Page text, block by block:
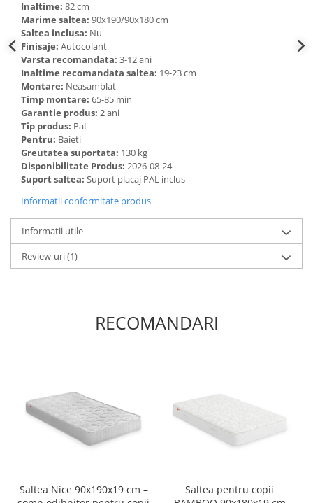
Inaltime: 82 cm
Marime saltea: 90x190/90x180 cm
Saltea inclusa: Nu
Finisaje: Autocolant
Varsta recomandata: 3-12 ani
Inaltime recomandata saltea: 19-23 cm
Montare: Neasamblat
Timp montare: 65-85 min
Garantie produs: 2 ani
Tip produs: Pat
Pentru: Baieti
Greutatea suportata: 130 kg
Disponibilitate Produs: 2026-08-24
Suport saltea: Suport placaj PAL inclus
Informatii conformitate produs
Informatii utile
Review-uri(1)
RECOMANDARI
Saltea Nice 90x190x19 cm –
Saltea pentru copii